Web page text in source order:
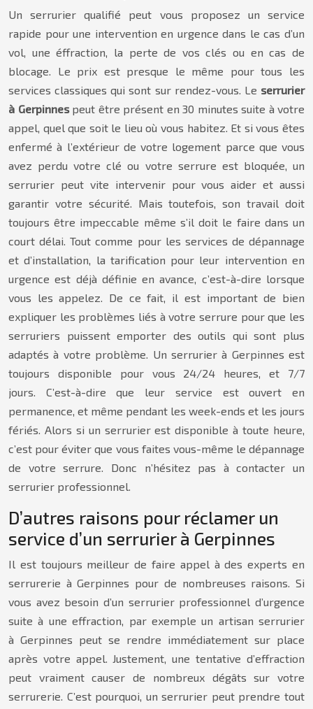
Un serrurier qualifié peut vous proposez un service
rapide pour une intervention en urgence dans le cas d’un
vol, une éffraction, la perte de vos clés ou en cas de
blocage. Le prix est presque le même pour tous les
services classiques qui sont sur rendez-vous. Le serrurier
à Gerpinnespeut être présent en 30 minutes suite à votre
appel, quel que soit le lieu où vous habitez. Et si vous êtes
enfermé à l’extérieur de votre logement parce que vous
avez perdu votre clé ou votre serrure est bloquée, un
serrurier peut vite intervenir pour vous aider et aussi
garantir votre sécurité. Mais toutefois, son travail doit
toujours être impeccable même s’il doit le faire dans un
court délai. Tout comme pour les services de dépannage
et d’installation, la tarification pour leur intervention en
urgence est déjà définie en avance, c’est-à-dire lorsque
vous les appelez. De ce fait, il est important de bien
expliquer les problèmes liés à votre serrure pour que les
serruriers puissent emporter des outils qui sont plus
adaptés à votre problème. Un serrurier à Gerpinnes est
toujours disponible pour vous 24/24 heures, et 7/7
jours. C’est-à-dire que leur service est ouvert en
permanence, et même pendant les week-ends et les jours
fériés. Alors si un serrurier est disponible à toute heure,
c’est pour éviter que vous faites vous-même le dépannage
de votre serrure. Donc n’hésitez pas à contacter un
serrurier professionnel.
D’autres raisons pour réclamer un
service d’un serrurier à Gerpinnes
Il est toujours meilleur de faire appel à des experts en
serrurerie à Gerpinnes pour de nombreuses raisons. Si
vous avez besoin d’un serrurier professionnel d’urgence
suite à une effraction, par exemple un artisan serrurier
à Gerpinnes peut se rendre immédiatement sur place
après votre appel. Justement, une tentative d’effraction
peut vraiment causer de nombreux dégâts sur votre
serrurerie. C’est pourquoi, un serrurier peut prendre tout